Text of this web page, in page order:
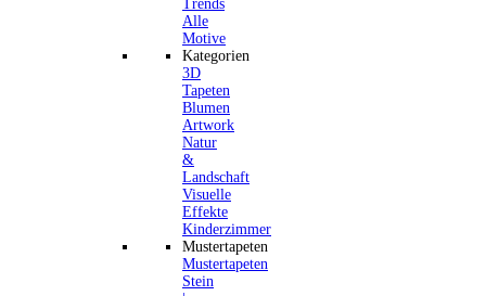
Trends
Alle
Motive
Kategorien
3D
Tapeten
Blumen
Artwork
Natur
&
Landschaft
Visuelle
Effekte
Kinderzimmer
Mustertapeten
Mustertapeten
Stein